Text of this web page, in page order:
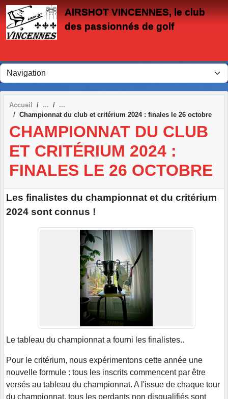
AIRSHOT VINCENNES, le club
des passionnés de golf
Accueil
Championnat du club et critérium 2024 : finales le 26 octobre
CHAMPIONNAT DU CLUB
ET CRITÉRIUM 2024 :
FINALES LE 26 OCTOBRE
Les finalistes du championnat et du critérium
2024 sont connus !
Le tableau du championnat a fourni les finalistes..
Pour le critérium, nous expérimentons cette année une
nouvelle formule : tous les inscrits commencent par être
versés au tableau du championnat. A l'issue de chaque tour
du championnat, tous les perdants non disqualifiés sont
Panneau de gestion des cookies